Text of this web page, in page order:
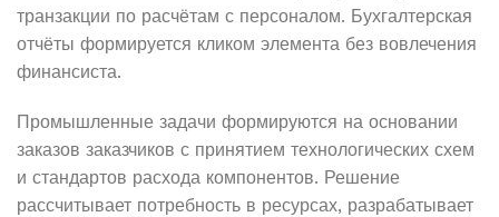
транзакции по расчётам с персоналом. Бухгалтерская
отчёты формируется кликом элемента без вовлечения
финансиста.
Промышленные задачи формируются на основании
заказов заказчиков с принятием технологических схем
и стандартов расхода компонентов. Решение
рассчитывает потребность в ресурсах, разрабатывает